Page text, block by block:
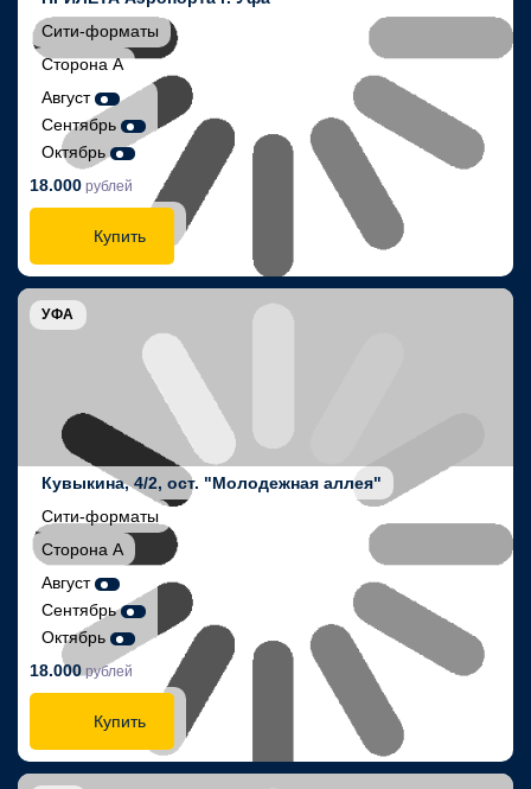
Сити-форматы
Сторона А
Август
Сентябрь
Октябрь
18.000 рублей
Купить
УФА
Кувыкина, 4/2, ост. "Молодежная аллея"
Сити-форматы
Сторона А
Август
Сентябрь
Октябрь
18.000рублей
Купить